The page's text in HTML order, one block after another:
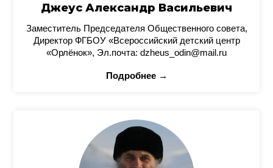
Джеус Александр Васильевич
Заместитель Председателя Общественного совета,
Директор ФГБОУ «Всероссийский детский центр
«Орлёнок», Эл.почта: dzheus_odin@mail.ru
Подробнее →